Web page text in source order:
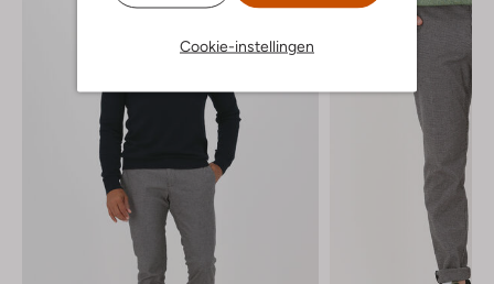
Cookie-instellingen